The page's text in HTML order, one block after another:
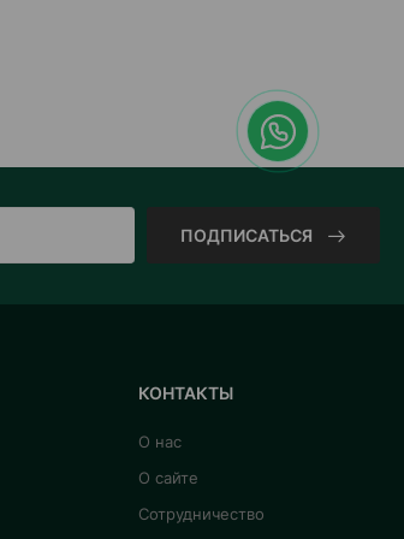
ПОДПИСАТЬСЯ
КОНТАКТЫ
О нас
О сайте
Сотрудничество